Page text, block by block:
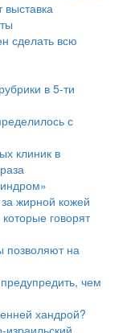
сделать всю
в 5-ти
с
клиник в
жирной кожей
говорят
позволяют на
чем
хандрой?
израильский